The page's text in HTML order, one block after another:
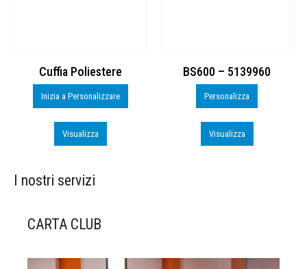
Cuffia Poliestere
Inizia a Personalizzare
Visualizza
BS600 – 5139960
Personalizza
Visualizza
I nostri servizi
CARTA CLUB